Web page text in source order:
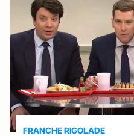
FRANCHE RIGOLADE